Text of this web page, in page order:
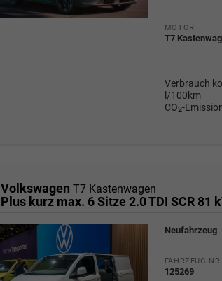
MOTOR
T7
Verbrauch
l/100km
CO2-
Volkswagen T7 Kastenwagen
Neufahrzeug
FAHRZEUG-NR.
125269